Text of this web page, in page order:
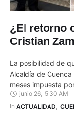
¿El retorno
Cristian
La posibilidad de
Alcaldía de
meses impuesta
genera criterios
una sentencia por
junio 26, 5:30 AM
In ACTUALIDAD